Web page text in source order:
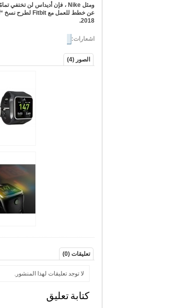
ومثل Nike ، فإن أديداس لن تختفي
عن خطط للعمل مع Fitbit لطرح نسخ
2018
.
اشعارات:
الصور (4)
تعليقات (0)
لا توجد تعليقات لهذا المنشور.
كتابة تعليق